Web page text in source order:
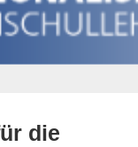
die